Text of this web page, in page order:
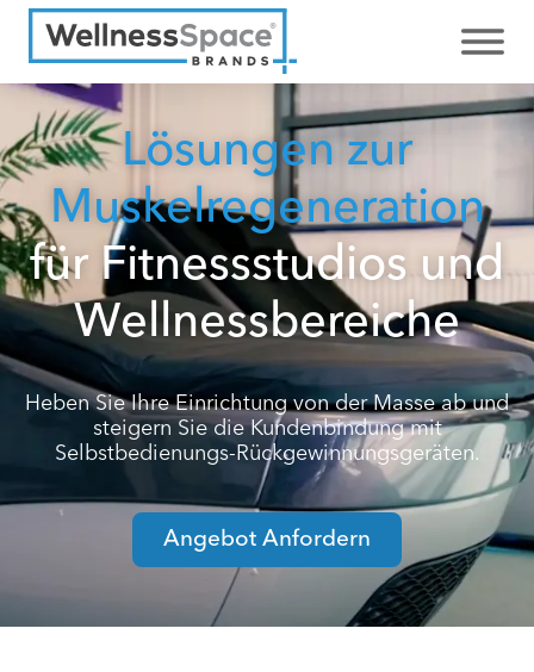
Lösungen zur
Muskelregeneration
für Fitnessstudios und
Wellnessbereiche
Heben Sie Ihre Einrichtung von der Masse ab und
steigern Sie die Kundenbindung mit
Selbstbedienungs-Rückgewinnungsgeräten.
Angebot Anfordern